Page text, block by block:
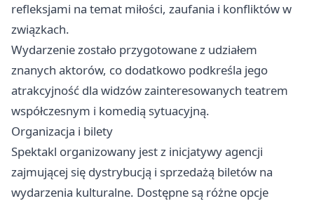
refleksjami na temat miłości, zaufania i konfliktów w
związkach.
Wydarzenie zostało przygotowane z udziałem
znanych aktorów, co dodatkowo podkreśla jego
atrakcyjność dla widzów zainteresowanych teatrem
współczesnym i komedią sytuacyjną.
Organizacja i bilety
Spektakl organizowany jest z inicjatywy agencji
zajmującej się dystrybucją i sprzedażą biletów na
wydarzenia kulturalne. Dostępne są różne opcje